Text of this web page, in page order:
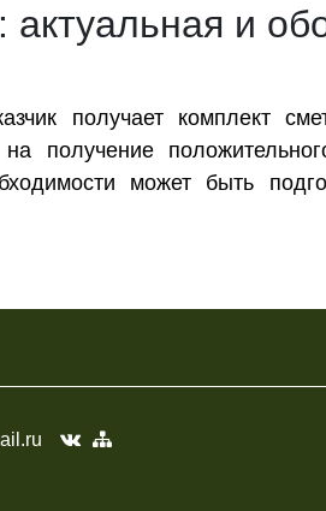
актуальная и
получает комплект
получение
может быть